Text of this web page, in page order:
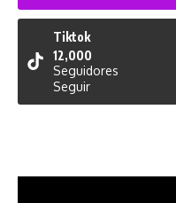
Tiktok
12,000
Seguidores
Seguir